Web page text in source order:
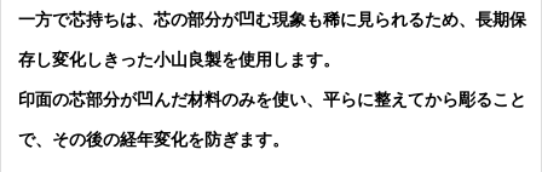
一方で芯持ちは、芯の部分が凹む現象も稀に見られるため、長期保
存し変化しきった小山良製を使用します。
印面の芯部分が凹んだ材料のみを使い、平らに整えてから彫ること
で、その後の経年変化を防ぎます。